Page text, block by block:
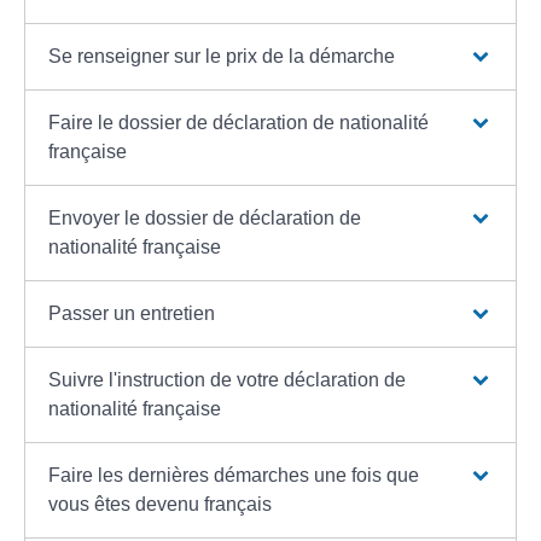
Se renseigner sur le prix de la démarche
Faire le dossier de déclaration de nationalité
française
Envoyer le dossier de déclaration de
nationalité française
Passer un entretien
Suivre l'instruction de votre déclaration de
nationalité française
Faire les dernières démarches une fois que
vous êtes devenu français